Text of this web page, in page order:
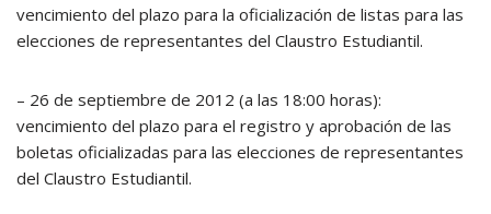
vencimiento del plazo para la oficialización de listas para las
elecciones de representantes del Claustro Estudiantil.
– 26 de septiembre de 2012 (a las 18:00 horas):
vencimiento del plazo para el registro y aprobación de las
boletas oficializadas para las elecciones de representantes
del Claustro Estudiantil.